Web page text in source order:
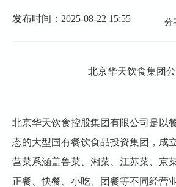
发布时间：2025-08-22 15:55 分
北京华天饮食集团公
北京华天饮食控股集团有限公司是以
态的大型国有餐饮食品投资集团，成
营菜系涵盖鲁菜、湘菜、江苏菜、京
正餐、快餐、小吃、团餐等不同经营